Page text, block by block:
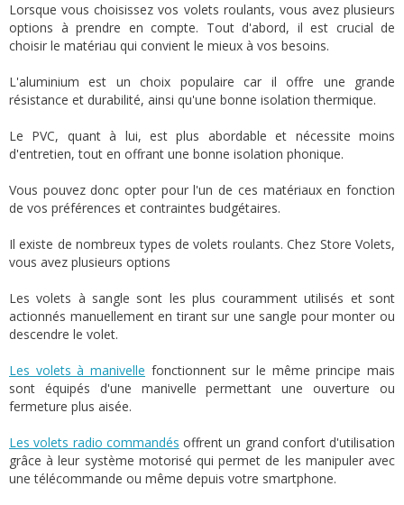
Lorsque vous choisissez vos volets roulants, vous avez plusieurs
options à prendre en compte. Tout d'abord, il est crucial de
choisir le matériau qui convient le mieux à vos besoins.
L'aluminium est un choix populaire car il offre une grande
résistance et durabilité, ainsi qu'une bonne isolation thermique.
Le PVC, quant à lui, est plus abordable et nécessite moins
d'entretien, tout en offrant une bonne isolation phonique.
Vous pouvez donc opter pour l'un de ces matériaux en fonction
de vos préférences et contraintes budgétaires.
Il existe de nombreux types de volets roulants. Chez Store Volets,
vous avez plusieurs options
Les volets à sangle sont les plus couramment utilisés et sont
actionnés manuellement en tirant sur une sangle pour monter ou
descendre le volet.
Les volets à manivelle fonctionnent sur le même principe mais
sont équipés d'une manivelle permettant une ouverture ou
fermeture plus aisée.
Les volets radio commandés offrent un grand confort d'utilisation
grâce à leur système motorisé qui permet de les manipuler avec
une télécommande ou même depuis votre smartphone.